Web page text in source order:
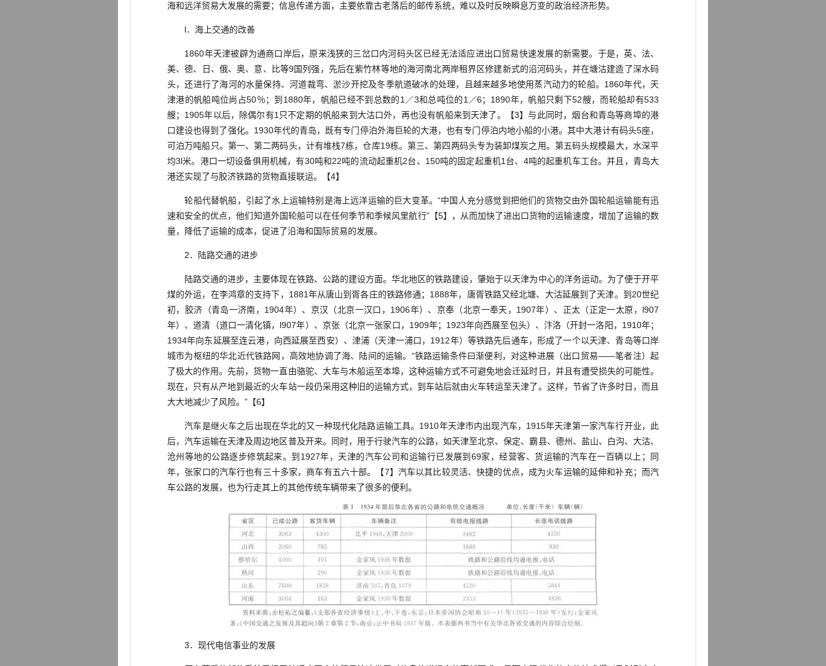
海和远洋贸易大发展的需要；信息传递方面，主要依靠古老落后的邮传系统，难以及时反映瞬息万变的政治经济形势。
l．海上交通的改善
1860年天津被辟为通商口岸后，原来浅狭的三岔口内河码头区已经无法适应进出口贸易快速发展的新需要。于是，英、法、
美、德、日、俄、奥、意、比等9国列强，先后在紫竹林等地的海河南北两岸租界区修建新式的沿河码头，并在塘沽建造了深水码
头，还进行了海河的水量保持、河道裁弯、淤沙开挖及冬季航道破冰的处理，且越来越多地使用蒸汽动力的轮船。1860年代，天
津港的帆船吨位尚占50％；到1880年，帆船已经不到总数的1／3和总吨位的1／6；1890年，帆船只剩下52艘，而轮船却有533
艘；1905年以后，除偶尔有1只不定期的帆船来到大沽口外，再也没有帆船来到天津了。【3】与此同时，烟台和青岛等商埠的港
口建设也得到了强化。1930年代的青岛，既有专门停泊外海巨轮的大港，也有专门停泊内地小船的小港。其中大港计有码头5座，
可泊万吨船只。第一、第二两码头，计有堆栈7栋，仓库19栋。第三、第四两码头专为装卸煤炭之用。第五码头规模最大，水深平
均3l米。港口一切设备俱用机械，有30吨和22吨的流动起重机2台、150吨的固定起重机1台、4吨的起重机车工台。并且，青岛大
港还实现了与胶济铁路的货物直接联运。【4】
轮船代替帆船，引起了水上运输特别是海上远洋运输的巨大变革。“中国人充分感觉到把他们的货物交由外国轮船运输能有迅
速和安全的优点，他们知道外国轮船可以在任何季节和季候风里航行”【5】，从而加快了进出口货物的运输速度，增加了运输的数
量，降低了运输的成本，促进了沿海和国际贸易的发展。
2．陆路交通的进步
陆路交通的进步，主要体现在铁路、公路的建设方面。华北地区的铁路建设，肇始于以天津为中心的洋务运动。为了便于开平
煤的外运，在李鸿章的支持下，1881年从唐山到胥各庄的铁路修通；1888年，唐胥铁路又经北塘、大沽延展到了天津。到20世纪
初，胶济（青岛一济南，1904年）、京汉（北京一汉口，1906年）、京奉（北京一奉天，1907年）、正太（正定一太原，l907
年）、道清（道口一清化镇，l907年）、京张（北京一张家口，1909年；1923年向西展至包头）、汴洛（开封一洛阳，1910年；
1934年向东延展至连云港，向西延展至西安）、津浦（天津一浦口，1912年）等铁路先后通车，形成了一个以天津、青岛等口岸
城市为枢纽的华北近代铁路网，高效地协调了海、陆间的运输。“铁路运输条件曰渐便利，对这种进展（出口贸易——笔者注）起
了极大的作用。先前，货物一直由骆驼、大车与木船运至本埠，这种运输方式不可避免地会迁延时日，并且有遭受损失的可能性。
现在，只有从产地到最近的火车站一段仍采用这种旧的运输方式，到车站后就由火车转运至天津了。这样，节省了许多时日，而且
大大地减少了风险。”【6】
汽车是继火车之后出现在华北的又一种现代化陆路运输工具。1910年天津市内出现汽车，1915年天津第一家汽车行开业，此
后，汽车运输在天津及周边地区普及开来。同时，用于行驶汽车的公路，如天津至北京、保定、霸县、德州、盐山、白沟、大沽、
沧州等地的公路逐步修筑起来。到1927年，天津的汽车公司和运输行已发展到69家，经营客、货运输的汽车在一百辆以上；同
年，张家口的汽车行也有三十多家，商车有五六十部。【7】汽车以其比较灵活、快捷的优点，成为火车运输的延伸和补充；而汽
车公路的发展，也为行走其上的其他传统车辆带来了很多的便利。
3．现代电信事业的发展